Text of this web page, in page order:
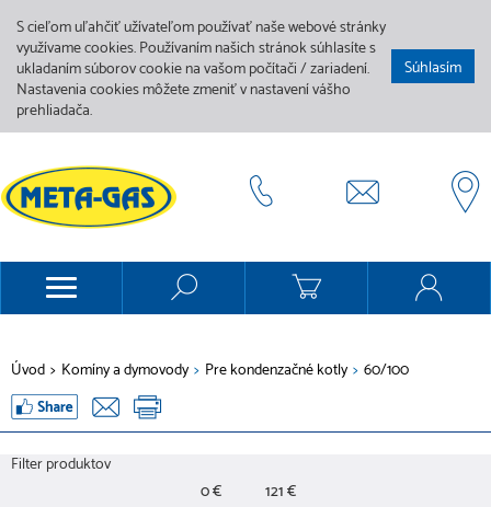
S cieľom uľahčiť užívateľom používať naše webové stránky
využívame cookies. Používaním našich stránok súhlasíte s
ukladaním súborov cookie na vašom počítači / zariadení.
Nastavenia cookies môžete zmeniť v nastavení vášho
prehliadača.
Súhlasím
Úvod > Komíny a dymovody > Pre kondenzačné kotly > 60/100
Filter produktov
0 €
121 €